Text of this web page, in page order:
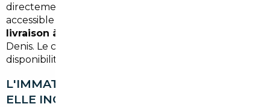
directement à notre agence parisienne, facilement
accessible depuis Dugny, ou opter pour une
livraison à domicile
Denis. Le choix vous appartient selon vos
disponibilités.
L'IMMATRICULATION FRANÇAISE EST-
ELLE INCLUSE DANS LE SERVICE ?